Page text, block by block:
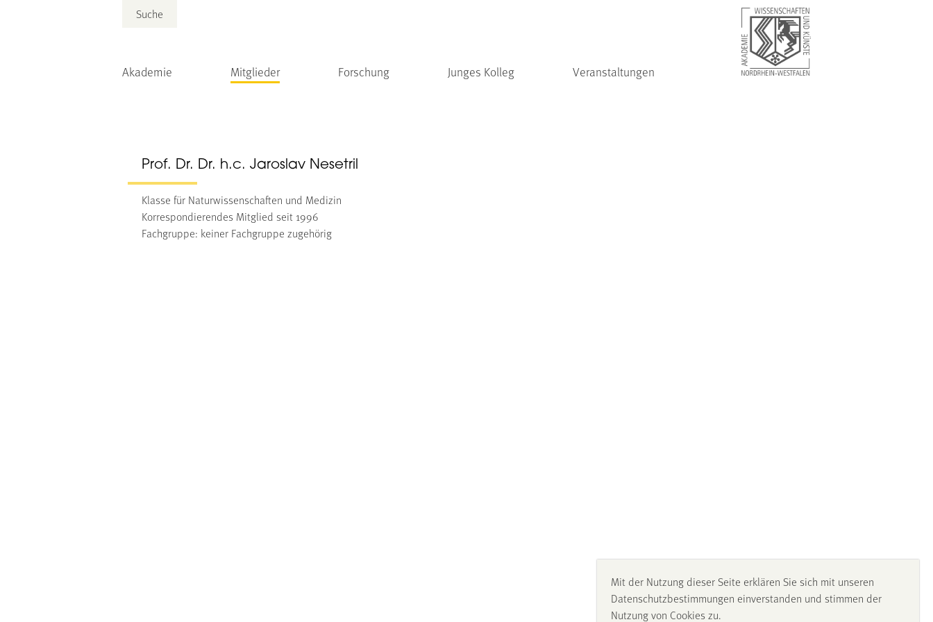
Suche
Akademie Mitglieder Forschung Junges Kolleg Veranstaltungen
Prof. Dr. Dr. h.c. Jaroslav Nesetril
Klasse für Naturwissenschaften und Medizin
Korrespondierendes Mitglied seit 1996
Fachgruppe: keiner Fachgruppe zugehörig
Mit der Nutzung dieser Seite erklären Sie sich mit unseren
Datenschutzbestimmungen einverstanden und stimmen der
Nutzung von Cookies zu.